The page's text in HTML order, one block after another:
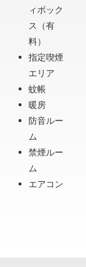
ィボック
ス（有
料）
指定喫煙
エリア
蚊帳
暖房
防音ルー
ム
禁煙ルー
ム
エアコン